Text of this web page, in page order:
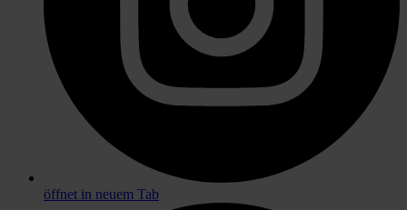
öffnet in neuem Tab